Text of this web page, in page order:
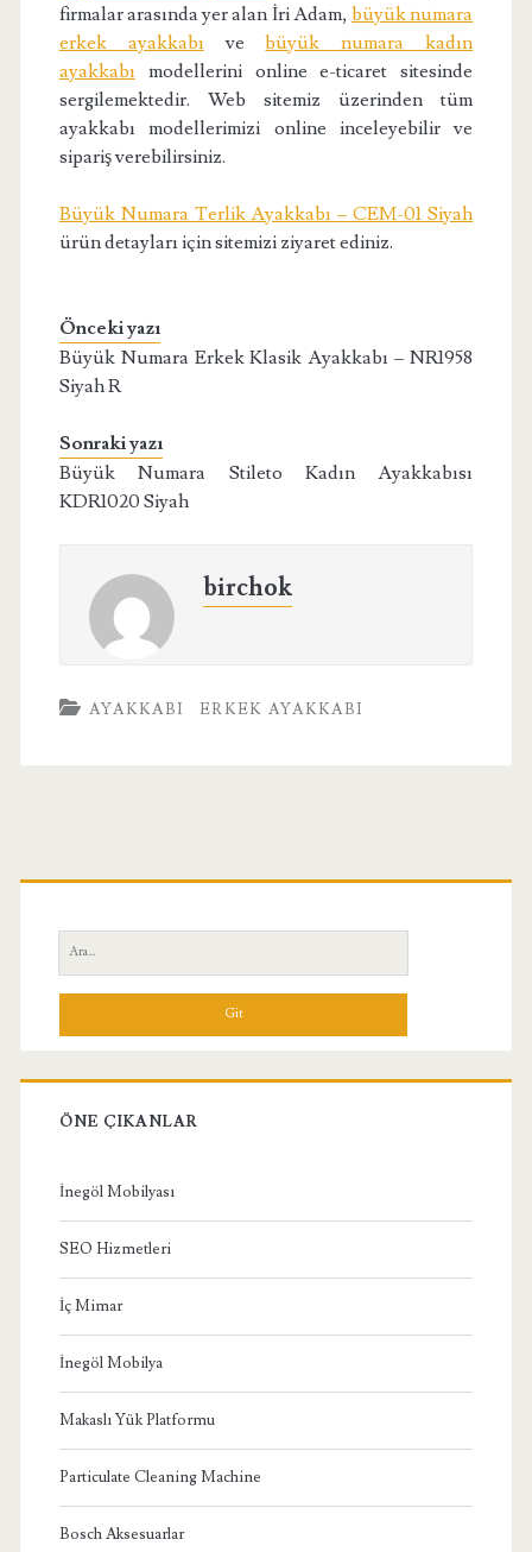
firmalar arasında yer alan İri Adam,büyük numara
erkek ayakkabı vebüyük numara kadın
ayakkabı modellerini online e-ticaret sitesinde
sergilemektedir. Web sitemiz üzerinden tüm
ayakkabı modellerimizi online inceleyebilir ve
sipariş verebilirsiniz.
Büyük Numara Terlik Ayakkabı – CEM-01 Siyah
ürün detayları için sitemizi ziyaret ediniz.
Önceki yazı
Büyük Numara Erkek Klasik Ayakkabı – NR1958
Siyah R
Sonraki yazı
Büyük Numara Stileto Kadın Ayakkabısı
KDR1020 Siyah
birchok
AYAKKABI ERKEK AYAKKABI
Birincil
Yan
Menü
Ara:
ÖNE ÇIKANLAR
İnegöl Mobilyası
SEO Hizmetleri
İç Mimar
İnegöl Mobilya
Makaslı Yük Platformu
Particulate Cleaning Machine
Bosch Aksesuarlar